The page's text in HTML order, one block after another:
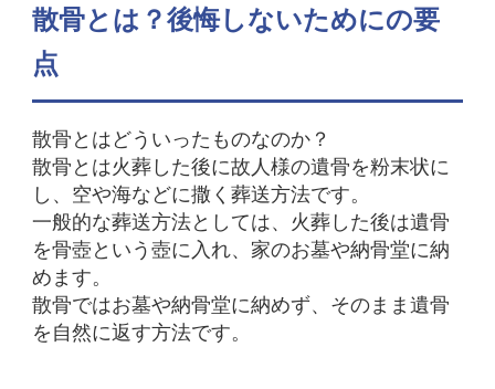
散骨とは？後悔しないためにの要
点
散骨とはどういったものなのか？
散骨とは火葬した後に故人様の遺骨を粉末状に
し、空や海などに撒く葬送方法です。
一般的な葬送方法としては、火葬した後は遺骨
を骨壺という壺に入れ、家のお墓や納骨堂に納
めます。
散骨ではお墓や納骨堂に納めず、そのまま遺骨
を自然に返す方法です。